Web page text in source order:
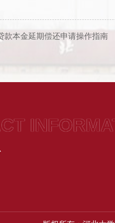
款本金延期偿还申请操作指南